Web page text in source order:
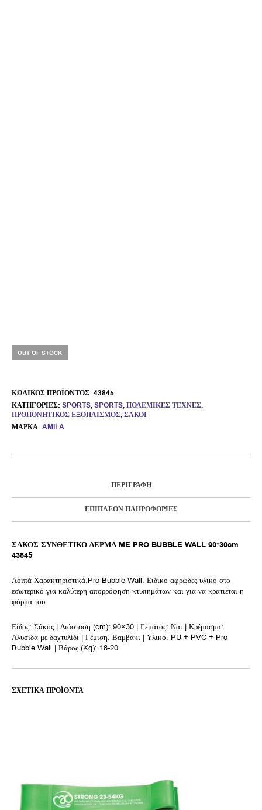
OUT OF STOCK
ΚΩΔΙΚΌΣ ΠΡΟΪΌΝΤΟΣ: 43845
ΚΑΤΗΓΟΡΊΕΣ: SPORTS,SPORTS,ΠΟΛΕΜΙΚΈΣ ΤΈΧΝΕΣ,
ΠΡΟΠΟΝΗΤΙΚΌΣ ΕΞΟΠΛΙΣΜΌΣ,ΣΆΚΟΙ
ΜΆΡΚΑ: AMILA
ΠΕΡΙΓΡΑΦΉ
ΕΠΙΠΛΈΟΝ ΠΛΗΡΟΦΟΡΊΕΣ
ΣΑΚΟΣ ΣΥΝΘΕΤΙΚΟ ΔΕΡΜΑ ME PRO BUBBLE WALL 90*30cm
43845
Λοιπά Χαρακτηριστικά:Pro Bubble Wall: Ειδικό αφρώδες υλικό στο
εσωτερικό για καλύτερη απορρόφηση κτυπημάτων και για να κρατιέται η
φόρμα του
Είδος: Σάκος | Διάσταση (cm): 90×30 | Γεμάτος: Ναι | Κρέμασμα:
Αλυσίδα με δαχτυλίδι | Γέμιση: Βαμβάκι | Υλικό: PU + PVC + Pro
Bubble Wall | Βάρος (Kg): 18-20
ΣΧΕΤΙΚΆ ΠΡΟΪΌΝΤΑ